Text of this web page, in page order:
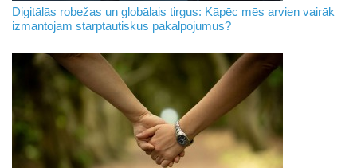
Digitālās robežas un globālais tirgus: Kāpēc mēs arvien vairāk
izmantojam starptautiskus pakalpojumus?